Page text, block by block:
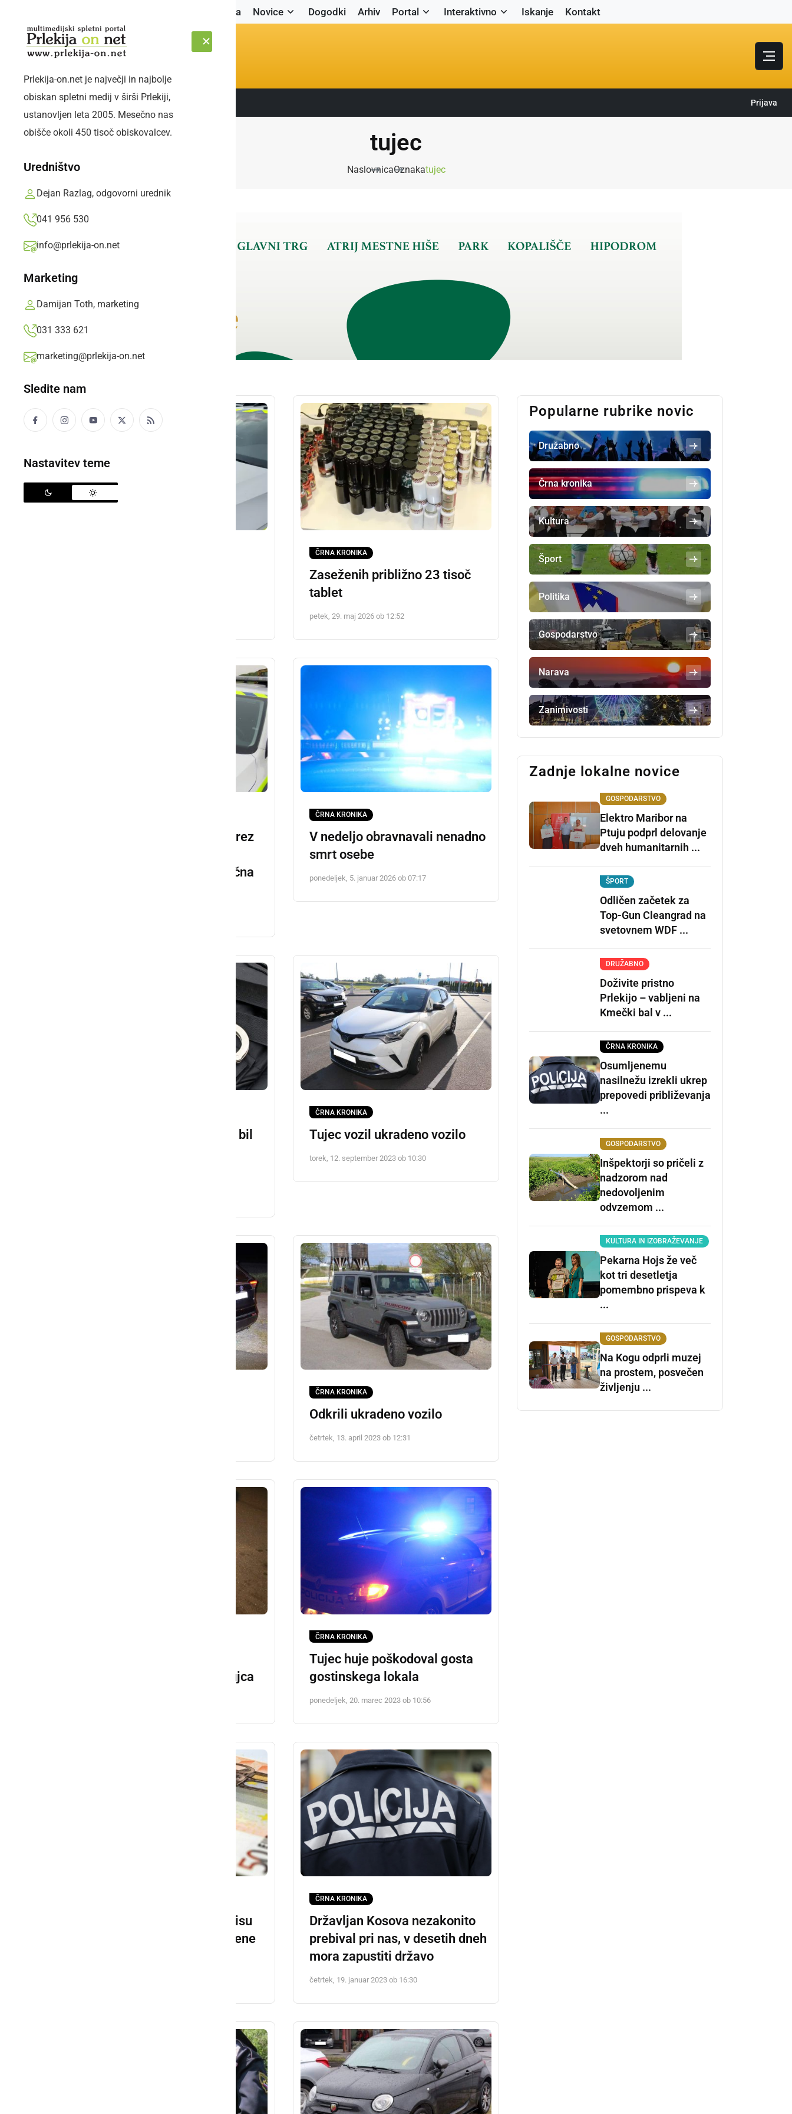
Naslovnica Novice Dogodki Arhiv Portal Interaktivno Iskanje Kontakt
SOBOTA, 8. AVGUST 2026 Sledite nam: Prijava
Prlekija-on.net je največji in najbolje
obiskan spletni medij v širši Prlekiji,
ustanovljen leta 2005. Mesečno nas
obišče okoli 450 tisoč obiskovalcev.
Uredništvo
Dejan Razlag, odgovorni urednik
041 956 530
info@prlekija-on.net
Marketing
Damijan Toth, marketing
031 333 621
marketing@prlekija-on.net
Sledite nam
Nastavitev teme
tujec
NaslovnicaOznakatujec
ČRNA KRONIKA
Zaseženih približno 23 tisoč
tablet
petek, 29. maj 2026 ob 12:52
Tujec na gradbišču delal brez
dovoljenja, ukrepala finančna
ČRNA KRONIKA
V nedeljo obravnavali nenadno
smrt osebe
ponedeljek, 5. januar 2026 ob 07:17
Prijeli tujca za katerega je bil
ČRNA KRONIKA
Tujec vozil ukradeno vozilo
torek, 12. september 2023 ob 10:30
ČRNA KRONIKA
Odkrili ukradeno vozilo
četrtek, 13. april 2023 ob 12:31
tovornega vozila zalotili tujca
ČRNA KRONIKA
Tujec huje poškodoval gosta
gostinskega lokala
ponedeljek, 20. marec 2023 ob 10:56
Tujec na bencinskem servisu
hotel unovčiti štiri ponarejene
ČRNA KRONIKA
Državljan Kosova nezakonito
prebival pri nas, v desetih dneh
mora zapustiti državo
četrtek, 19. januar 2023 ob 16:30
Popularne rubrike novic
Družabno
Črna kronika
Kultura
Šport
Politika
Gospodarstvo
Narava
Zanimivosti
Zadnje lokalne novice
GOSPODARSTVO
Elektro Maribor na
Ptuju podprl delovanje
dveh humanitarnih ...
ŠPORT
Odličen začetek za
Top-Gun Cleangrad na
svetovnem WDF ...
DRUŽABNO
Doživite pristno
Prlekijo – vabljeni na
Kmečki bal v ...
ČRNA KRONIKA
Osumljenemu
nasilnežu izrekli ukrep
prepovedi približevanja
...
GOSPODARSTVO
Inšpektorji so pričeli z
nadzorom nad
nedovoljenim
odvzemom ...
KULTURA IN IZOBRAŽEVANJE
Pekarna Hojs že več
kot tri desetletja
pomembno prispeva k
...
GOSPODARSTVO
Na Kogu odprli muzej
na prostem, posvečen
življenju ...